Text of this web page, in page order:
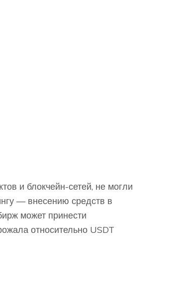
и блокчейн-сетей, не могли
― внесению средств в
может принести
относительно USDT